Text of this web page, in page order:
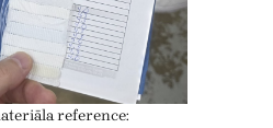
reference: